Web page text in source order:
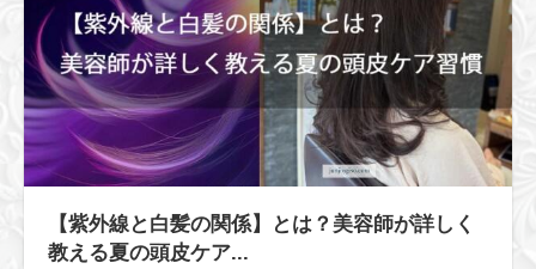
【紫外線と白髪の関係】とは？美容師が詳しく
教える夏の頭皮ケア...